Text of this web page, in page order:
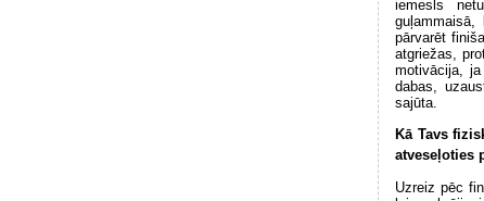
iemesls
pārvarēt
atgriežas,
motivācija,
dabas,
sajūta.
Kā Tavs
atveseļoties
Uzreiz pēc